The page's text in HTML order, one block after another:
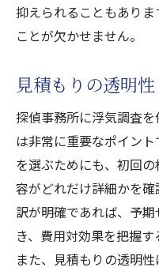
抑えられることもあり
ことが欠かせません。
見積もりの透明
探偵事務所に浮気調査
は非常に重要なポイン
を選ぶためにも、初回
容がどれだけ詳細かを
訳が明確であれば、予
き、費用対効果を把握す
また、見積もりの透明